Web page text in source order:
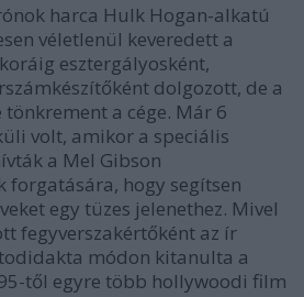
harca Hulk Hogan-alkatú
véletlenül keveredett a
esztergályosként,
dolgozott, de a
tönkrement a cége. Már 6
volt, amikor a speciális
a Mel Gibson
forgatására, hogy segítsen
egy tüzes jelenethez. Mivel
fegyverszakértőként az ír
módon kitanulta a
től egyre több hollywoodi film